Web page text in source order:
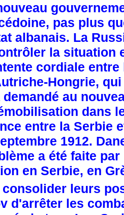
pas plus
albanais. La
la situation
cordiale
Hongrie,
au
dans
entre la Serbie
1912.
a été faite
en Serbie, en
consolider leurs
d'arrêter les